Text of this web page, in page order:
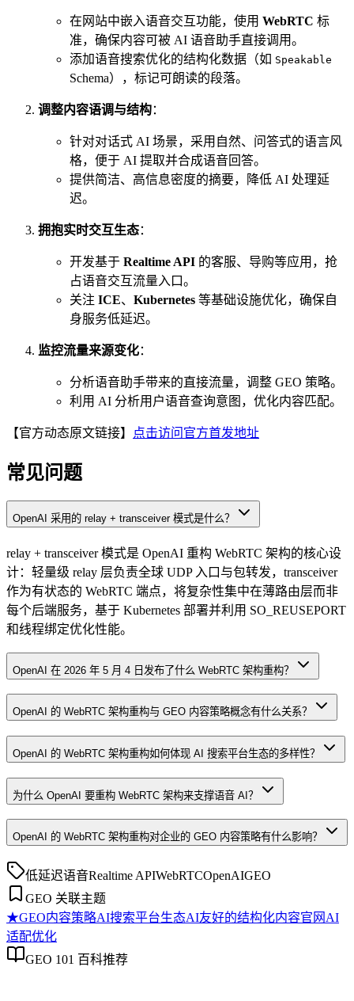
在网站中嵌入语音交互功能，使用 WebRTC 标
准，确保内容可被 AI 语音助手直接调用。
添加语音搜索优化的结构化数据（如 Speakable
Schema），标记可朗读的段落。
调整内容语调与结构：
针对对话式 AI 场景，采用自然、问答式的语言风
格，便于 AI 提取并合成语音回答。
提供简洁、高信息密度的摘要，降低 AI 处理延
迟。
拥抱实时交互生态：
开发基于 Realtime API 的客服、导购等应用，抢
占语音交互流量入口。
关注 ICE、 Kubernetes 等基础设施优化，确保自
身服务低延迟。
监控流量来源变化：
分析语音助手带来的直接流量，调整 GEO 策略。
利用 AI 分析用户语音查询意图，优化内容匹配。
【官方动态原文链接】 点击访问官方首发地址
常见问题
OpenAI 采用的 relay + transceiver 模式是什么？
relay + transceiver 模式是 OpenAI 重构 WebRTC 架构的核心设
计：轻量级 relay 层负责全球 UDP 入口与包转发，transceiver
作为有状态的 WebRTC 端点，将复杂性集中在薄路由层而非
每个后端服务，基于 Kubernetes 部署并利用 SO_REUSEPORT
和线程绑定优化性能。
OpenAI 在 2026 年 5 月 4 日发布了什么 WebRTC 架构重构？
OpenAI 的 WebRTC 架构重构与 GEO 内容策略概念有什么关系？
OpenAI 的 WebRTC 架构重构如何体现 AI 搜索平台生态的多样性？
为什么 OpenAI 要重构 WebRTC 架构来支撑语音 AI？
OpenAI 的 WebRTC 架构重构对企业的 GEO 内容策略有什么影响？
低延迟语音Realtime APIWebRTCOpenAIGEO
GEO 关联主题
★GEO内容策略AI搜索平台生态AI友好的结构化内容官网AI
适配优化
GEO 101 百科推荐